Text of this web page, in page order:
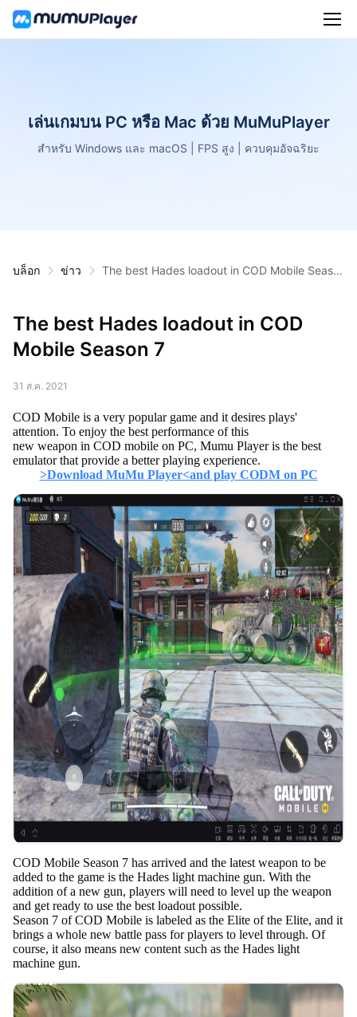
เล่นเกมบน PC หรือ Mac ด้วย MuMuPlayer
สำหรับ Windows และ macOS | FPS สูง | ควบคุมอัจฉริยะ
บล็อก ข่าว
The best Hades loadout in COD Mobile Seaso
The best Hades loadout in COD
Mobile Season 7
31 ส.ค. 2021
COD Mobile is a very popular game and it desires plays'
attention. To enjoy the best performance of this
new weapon in COD mobile on PC, Mumu Player is the best
emulator that provide a better playing experience.
>Download MuMu Player<and play CODM on PC
COD Mobile Season 7 has arrived and the latest weapon to be
added to the game is the Hades light machine gun. With the
addition of a new gun, players will need to level up the weapon
and get ready to use the best loadout possible.
Season 7 of COD Mobile is labeled as the Elite of the Elite, and it
brings a whole new battle pass for players to level through. Of
course, it also means new content such as the Hades light
machine gun.